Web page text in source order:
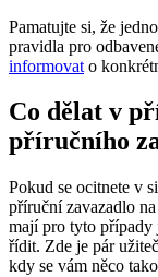
Pamatujte si, že
pravidla pro
informovat o
Co dělat v
příručního
Pokud se ocitnete v
příruční zavazadlo
mají pro tyto případy
řídit. Zde je pár
kdy se vám něco